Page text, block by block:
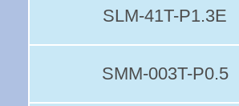
SLM-41T-P1.3E
SMM-003T-P0.5